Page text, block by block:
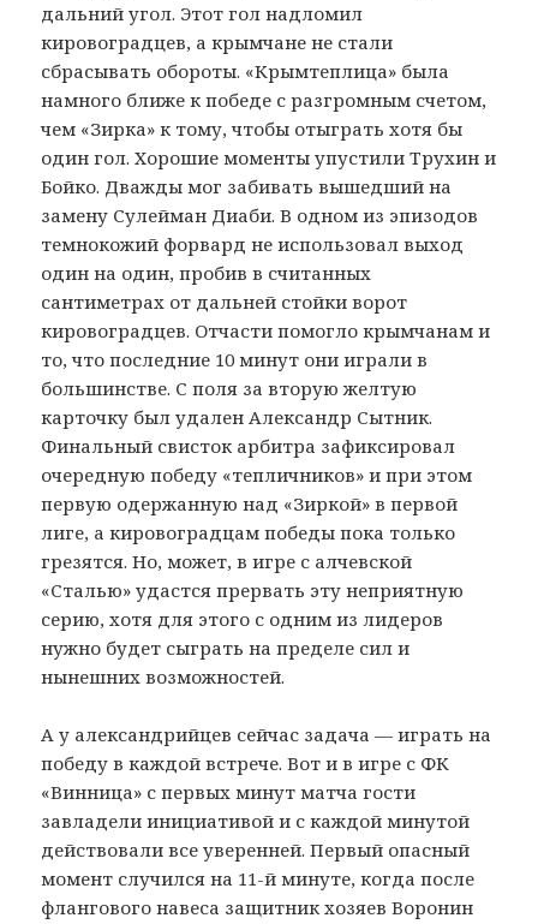
дальний угол. Этот гол надломил
кировоградцев, а крымчане не стали
сбрасывать обороты. «Крымтеплица» была
намного ближе к победе с разгромным счетом,
чем «Зирка» к тому, чтобы отыграть хотя бы
один гол. Хорошие моменты упустили Трухин и
Бойко. Дважды мог забивать вышедший на
замену Сулейман Диаби. В одном из эпизодов
темнокожий форвард не использовал выход
один на один, пробив в считанных
сантиметрах от дальней стойки ворот
кировоградцев. Отчасти помогло крымчанам и
то, что последние 10 минут они играли в
большинстве. С поля за вторую желтую
карточку был удален Александр Сытник.
Финальный свисток арбитра зафиксировал
очередную победу «тепличников» и при этом
первую одержанную над «Зиркой» в первой
лиге, а кировоградцам победы пока только
грезятся. Но, может, в игре с алчевской
«Сталью» удастся прервать эту неприятную
серию, хотя для этого с одним из лидеров
нужно будет сыграть на пределе сил и
нынешних возможностей.
А у александрийцев сейчас задача — играть на
победу в каждой встрече. Вот и в игре с ФК
«Винница» с первых минут матча гости
завладели инициативой и с каждой минутой
действовали все уверенней. Первый опасный
момент случился на 11-й минуте, когда после
флангового навеса защитник хозяев Воронин